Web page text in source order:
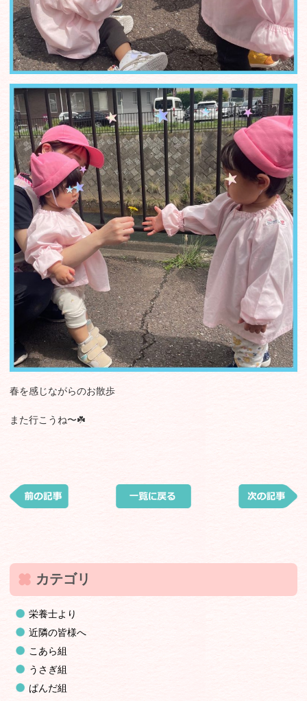
春を感じながらのお散歩
また行こうね〜☘️
カテゴリ
栄養士より
近隣の皆様へ
こあら組
うさぎ組
ぱんだ組